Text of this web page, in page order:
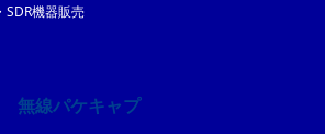
SDR機器販売
無線パケキャプ